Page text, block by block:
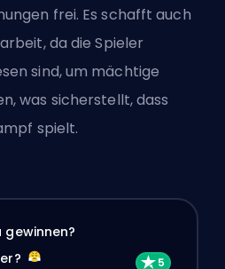
frei. Es schafft auch
da die Spieler
sind, um mächtige
was sicherstellt, dass
spielt.
gewinnen?